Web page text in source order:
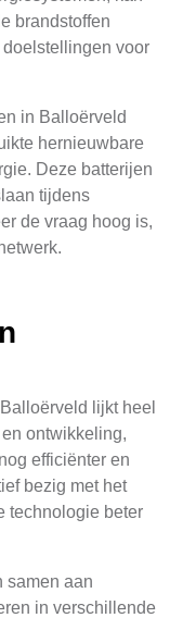
brandstoffen
voor
in Balloërveld
hernieuwbare
Deze batterijen
tijdens
de vraag hoog is,
lijkt heel
ontwikkeling,
efficiënter en
bezig met het
technologie beter
samen aan
in verschillende